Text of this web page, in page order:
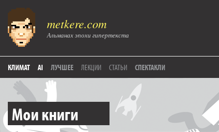
metkere.com
Альманах эпохи гипертекста
КЛИМАТ AI ЛУЧШЕЕ ЛЕКЦИИ СТАТЬИ СПЕКТАКЛИ
Мои книги